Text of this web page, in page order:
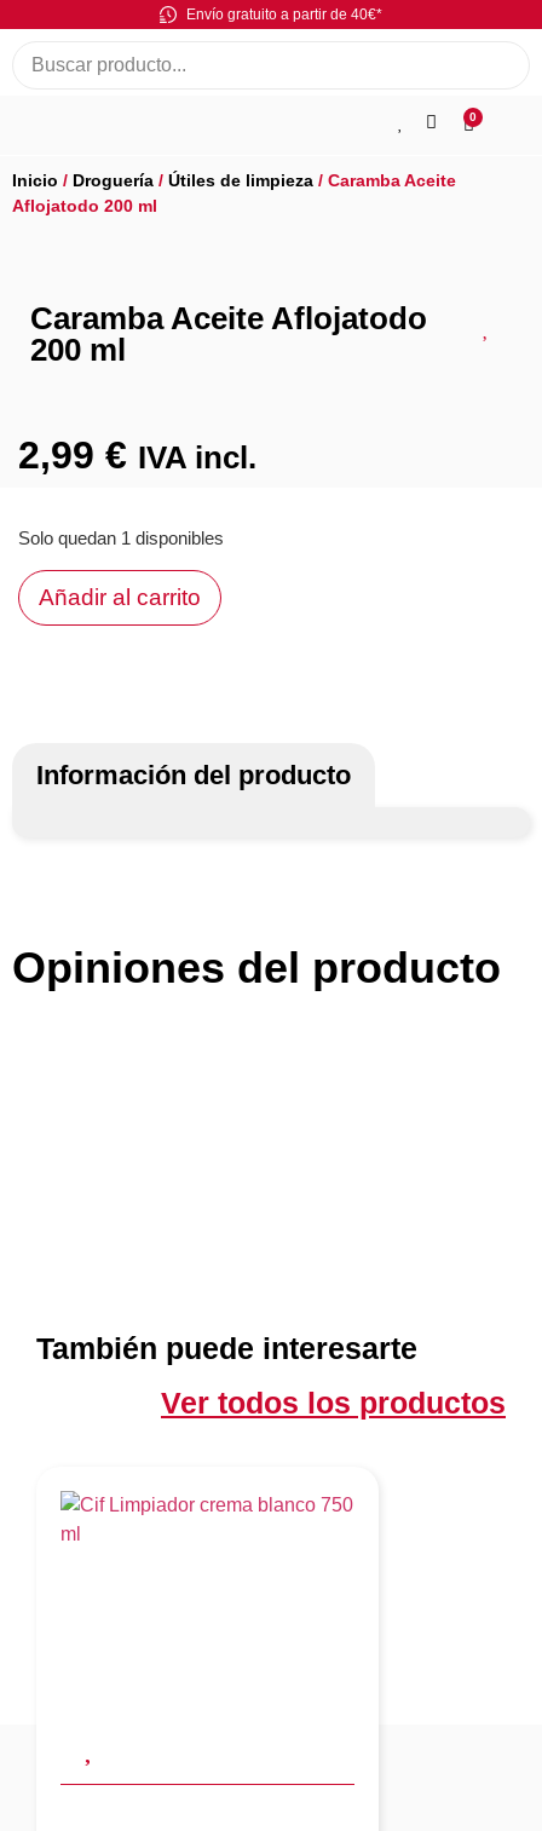
Envío gratuito a partir de 40€*
0
Inicio / Droguería / Útiles de limpieza / Caramba Aceite
Aflojatodo 200 ml
Caramba Aceite Aflojatodo
200 ml
2,99 € IVA incl.
Solo quedan 1 disponibles
Añadir al carrito
Información del producto
Opiniones del producto
También puede interesarte
Ver todos los productos